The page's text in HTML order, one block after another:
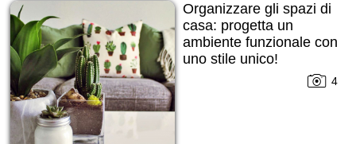
Organizzare gli spazi di
casa: progetta un
ambiente funzionale con
uno stile unico!
4